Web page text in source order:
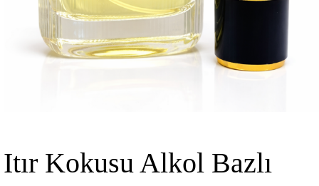
Itır Kokusu Alkol Bazlı